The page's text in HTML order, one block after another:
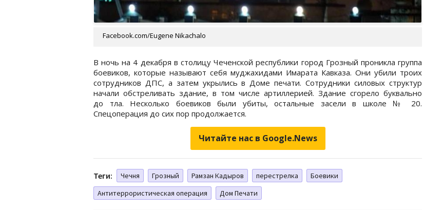
Facebook.com/Eugene Nikachalo
В ночь на 4 декабря в столицу Чеченской республики город Грозный проникла группа
боевиков, которые называют себя муджахидами Имарата Кавказа. Они убили троих
сотрудников ДПС, а затем укрылись в Доме печати. Сотрудники силовых структур
начали обстреливать здание, в том числе артиллерией. Здание сгорело буквально
до тла. Несколько боевиков были убиты, остальные засели в школе № 20.
Спецоперация до сих пор продолжается.
Читайте нас в Google.News
Теги: Чечня Грозный Рамзан Кадыров перестрелка
Боевики
Антитеррористическая операция
Дом Печати